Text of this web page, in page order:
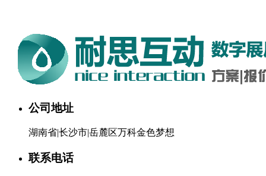
公司地址
湖南省|长沙市|岳麓区万科金色梦想
联系电话